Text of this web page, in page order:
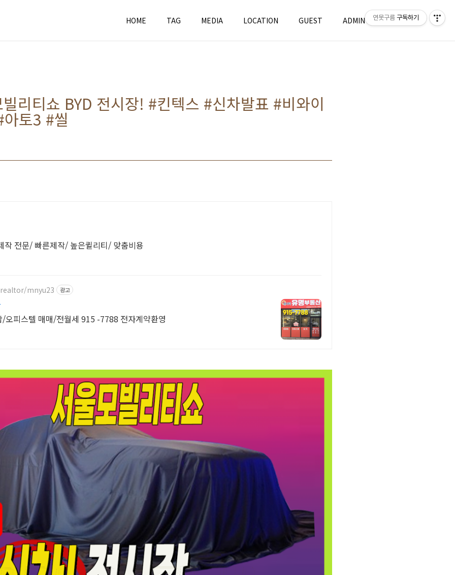
HOME TAG MEDIA LOCATION GUEST ADMIN WRITE
리티쇼 BYD 전시장! #킨텍스 #신차발표 #비와이
토3 #씰
전문/ 빠른제작/ 높은퀼리티/ 맞춤비용
mnyu23 광고
일산킨텍스 아파트/주상복합/오피스텔 매매/전월세 915 -7788 전자계약환영
연못구름 구독하기